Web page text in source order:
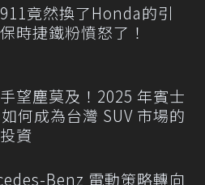
竟然換了Honda的引
時捷鐵粉憤怒了！
望塵莫及！2025 年賓士
何成為台灣 SUV 市場的
資
Benz 電動策略轉向